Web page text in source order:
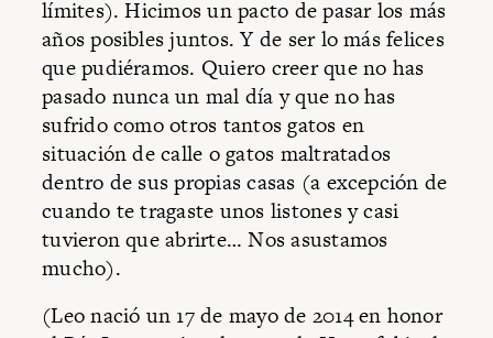
límites). Hicimos un pacto de pasar los más
años posibles juntos. Y de ser lo más felices
que pudiéramos. Quiero creer que no has
pasado nunca un mal día y que no has
sufrido como otros tantos gatos en
situación de calle o gatos maltratados
dentro de sus propias casas (a excepción de
cuando te tragaste unos listones y casi
tuvieron que abrirte… Nos asustamos
mucho).
(Leo nació un 17 de mayo de 2014 en honor